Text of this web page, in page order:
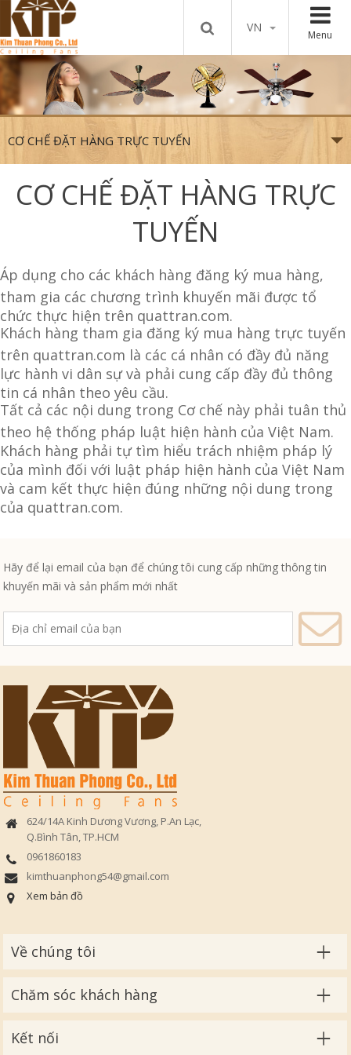
VN
Menu
CƠ CHẾ ĐẶT HÀNG TRỰC TUYẾN
CƠ CHẾ ĐẶT HÀNG TRỰC
TUYẾN
Áp dụng cho các khách hàng đăng ký mua hàng,
tham gia các chương trình khuyến mãi được tổ
chức thực hiện trên quattran.com.
Khách hàng tham gia đăng ký mua hàng trực tuyến
trên quattran.com là các cá nhân có đầy đủ năng
lực hành vi dân sự và phải cung cấp đầy đủ thông
tin cá nhân theo yêu cầu.
Tất cả các nội dung trong Cơ chế này phải tuân thủ
theo hệ thống pháp luật hiện hành của Việt Nam.
Khách hàng phải tự tìm hiểu trách nhiệm pháp lý
của mình đối với luật pháp hiện hành của Việt Nam
và cam kết thực hiện đúng những nội dung trong
của quattran.com.
Hãy để lại email của bạn để chúng tôi cung cấp những thông tin
khuyến mãi và sản phẩm mới nhất
624/14A Kinh Dương Vương, P.An Lạc,
Q.Bình Tân, TP.HCM
0961860183
kimthuanphong54@gmail.com​
Xem bản đồ
Về chúng tôi
Chăm sóc khách hàng
Kết nối